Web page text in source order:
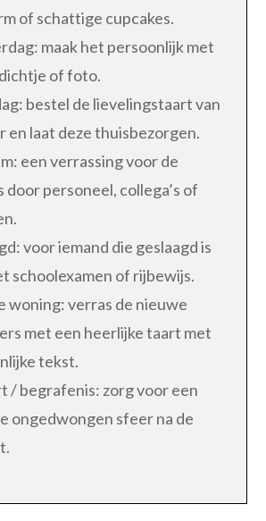
of schattige cupcakes.
maak het persoonlijk met
of foto.
bestel de lievelingstaart van
en laat deze thuisbezorgen.
een verrassing voor de
door personeel, collega’s of
voor iemand die geslaagd is
schoolexamen of rijbewijs.
woning: verras de nieuwe
met een heerlijke taart met
tekst.
/ begrafenis: zorg voor een
ongedwongen sfeer na de